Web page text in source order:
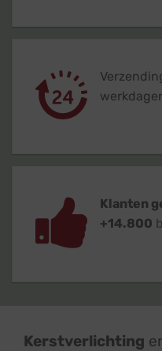
Klanten
+14.800
Kerstverlichting